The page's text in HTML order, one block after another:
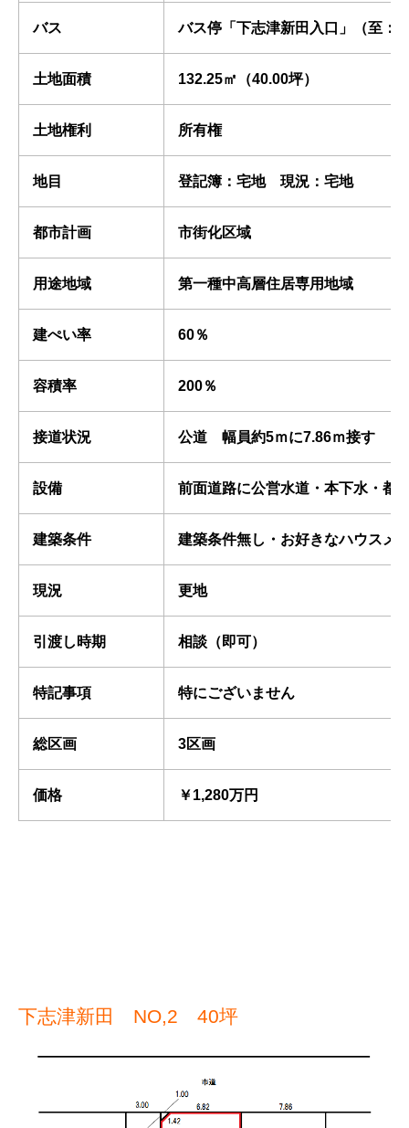
バス バス停「下志津新田入口」（至
土地面積 132.25㎡（40.00坪）
土地権利 所有権
地目 登記簿：宅地 現況：宅地
都市計画 市街化区域
用途地域 第一種中高層住居専用地域
建ぺい率 60％
容積率 200％
接道状況 公道 幅員約5ｍに7.86ｍ接す
設備 前面道路に公営水道・本下水・都
建築条件 建築条件無し・お好きなハウスメ
現況 更地
引渡し時期 相談（即可）
特記事項 特にございません
総区画 3区画
価格 ￥1,280万円
下志津新田 NO,2 40坪